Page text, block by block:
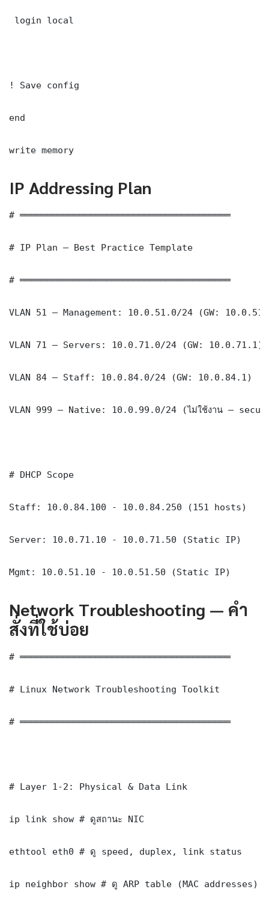
login local
! Save config
end
write memory
IP Addressing Plan
# ═══════════════════════════════════════
# IP Plan — Best Practice Template
# ═══════════════════════════════════════
VLAN 51 — Management: 10.0.51.0/24 (GW:
VLAN 71 — Servers: 10.0.71.0/24 (GW: 10.0.71.1)
VLAN 84 — Staff: 10.0.84.0/24 (GW: 10.0.84.1)
VLAN 999 — Native: 10.0.99.0/24 (ไม่ใช้งาน —
# DHCP Scope
Staff: 10.0.84.100 - 10.0.84.250 (151 hosts)
Server: 10.0.71.10 - 10.0.71.50 (Static IP)
Mgmt: 10.0.51.10 - 10.0.51.50 (Static IP)
Network Troubleshooting — คำ
สั่งที่ใช้บ่อย
# ═══════════════════════════════════════
# Linux Network Troubleshooting Toolkit
# ═══════════════════════════════════════
# Layer 1-2: Physical & Data Link
ip link show # ดูสถานะ NIC
ethtool eth0 # ดู speed, duplex, link status
ip neighbor show # ดู ARP table (MAC addresses)